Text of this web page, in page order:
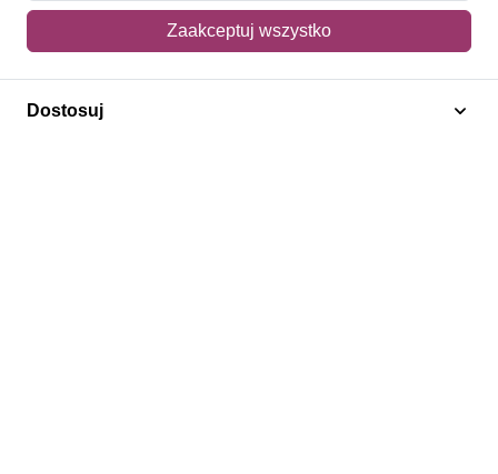
Mój koszyk
Adres dostawy
Polecamy
Zaakceptuj wszystko
Dostosuj